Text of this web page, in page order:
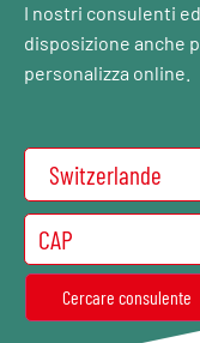
I nostri consulenti
disposizione anche
personalizza online.